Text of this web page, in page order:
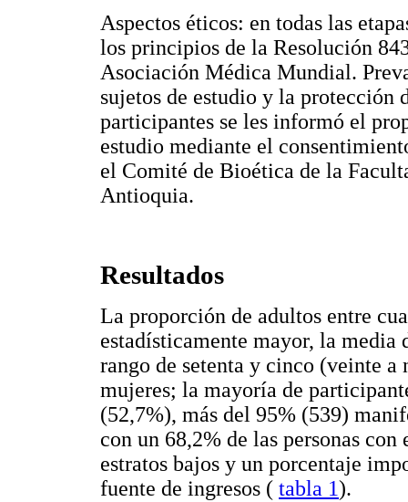
Aspectos éticos: en todas las
los principios de la Resolución
Asociación Médica Mundial.
sujetos de estudio y la protección
participantes se les informó el
estudio mediante el
el Comité de Bioética de la
Antioquia.
Resultados
La proporción de adultos entre
estadísticamente mayor, la media
rango de setenta y cinco (veinte
mujeres; la mayoría de
(52,7%), más del 95% (539)
con un 68,2% de las personas
estratos bajos y un porcentaje
fuente de ingresos ( tabla 1).